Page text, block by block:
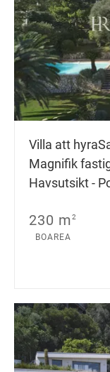
Villa att hyra
Magnifik
Havsutsikt -
230 m2
BOAREA